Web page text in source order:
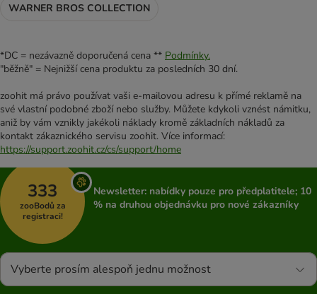
WARNER BROS COLLECTION
*DC = nezávazně doporučená cena ** Podmínky.
"běžně" = Nejnižší cena produktu za posledních 30 dní.
zoohit má právo používat vaši e-mailovou adresu k přímé reklamě na
své vlastní podobné zboží nebo služby. Můžete kdykoli vznést námitku,
aniž by vám vznikly jakékoli náklady kromě základních nákladů za
kontakt zákaznického servisu zoohit. Více informací:
https://support.zoohit.cz/cs/support/home
333
zooBodů za
registraci!
Newsletter: nabídky pouze pro předplatitele; 10
% na druhou objednávku pro nové zákazníky
Vyberte prosím alespoň jednu možnost